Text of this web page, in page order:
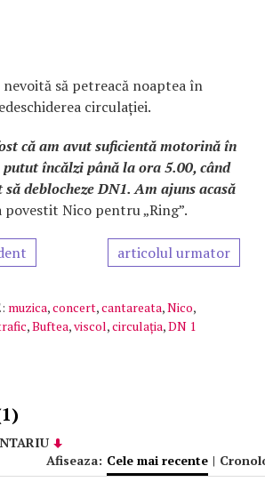
să petreacă noaptea în
circulației.
că am avut suficientă motorină în
încălzi până la ora 5.00, când
deblocheze DN1. Am ajuns acasă
povestit Nico pentru „Ring”.
articolul urmator
muzica,concert,cantareata,Nico,
,Buftea,viscol,circulația,DN 1
Afiseaza: Cele mai recente |